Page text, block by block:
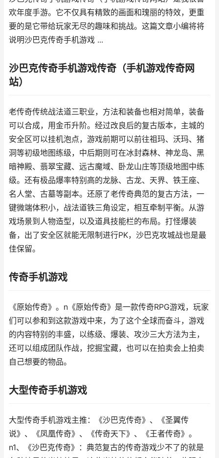
欢年度手游。它不仅具有精致的画面和瑰丽的特效，更重
要的是它带给玩家无尽的趣味和挑战。这篇文章小编将将
说明沙巴克传奇手机游戏 ...
沙巴克传奇手机游戏传奇（手机游戏传奇网
站）
老传奇传统战法道三职业，方法和装备也相对简单，装备
可以合成，用金币升阶。经过改良后的复古版本，主城的
安全区可以挂机泡点，游戏前期可以前往祖玛、沃玛、猪
洞等初级地图练级，中后期则可在冰封森林、神龙岛、黑
暗神殿、翡翠宝藏、远古魔域、卧龙山庄等顶级地图中练
级。还有极品爆率特别高的龙脉、古龙、天界、铁王座、
名人堂、古墓等副本。还原了老传奇典范的复古方法，一
键微端体积小，战法道铁三角设定，相互牵制平衡。从游
戏场景到人物造型，以及道具技能栏的布局。打怪爆装
备，出了安全区就能无限制进行PK，沙巴克攻城战也是最
佳保留。
传奇手机游戏
《原始传奇》。n《原始传奇》是一款传奇RPG游戏，玩家
们可以参和到这款游戏中来，为了这个全球而奋斗，游戏
的内容特别的丰盛，以练级、爆装、攻沙三大方法为主，
还可以组成团队作战，挖掘宝藏，也可以在拍卖会上拍卖
自己想要的物品。
大型传奇手机游戏
大型传奇手机游戏主推：《沙巴克传奇》、《圣翼传
说》、《凤凰传奇》、《传奇天下》、《王者传奇》。
n1、《沙巴克传奇》：典范复古的传奇游戏少不了的就是